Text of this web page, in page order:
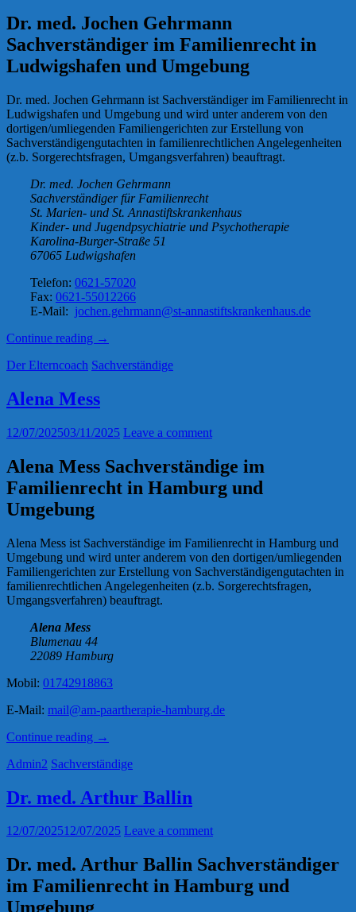
Dr. med. Jochen Gehrmann
Sachverständiger im Familienrecht in
Ludwigshafen und Umgebung
Dr. med. Jochen Gehrmann ist Sachverständiger im Familienrecht in
Ludwigshafen und Umgebung und wird unter anderem von den
dortigen/umliegenden Familiengerichten zur Erstellung von
Sachverständigengutachten in familienrechtlichen Angelegenheiten
(z.b. Sorgerechtsfragen, Umgangsverfahren) beauftragt.
Dr. med. Jochen Gehrmann
Sachverständiger für Familienrecht
St. Marien- und St. Annastiftskrankenhaus
Kinder- und Jugendpsychiatrie und Psychotherapie
Karolina-Burger-Straße 51
67065 Ludwigshafen
Telefon: 0621-57020
Fax: 0621-55012266
E-Mail: jochen.gehrmann@st-annastiftskrankenhaus.de
Continue reading „Dr.
Jochen
→
Der Elterncoach Sachverständige
Alena Mess
12/07/202503/11/2025 Leave a comment
Alena Mess Sachverständige im
Familienrecht in Hamburg und
Umgebung
Alena Mess ist Sachverständige im Familienrecht in Hamburg und
Umgebung und wird unter anderem von den dortigen/umliegenden
Familiengerichten zur Erstellung von Sachverständigengutachten in
familienrechtlichen Angelegenheiten (z.b. Sorgerechtsfragen,
Umgangsverfahren) beauftragt.
Alena Mess
Blumenau 44
22089 Hamburg
Mobil: 01742918863
E-Mail: mail@am-paartherapie-hamburg.de
Continue reading „Alena
→
Admin2 Sachverständige
Dr. med. Arthur Ballin
12/07/202512/07/2025 Leave a comment
Dr. med. Arthur Ballin Sachverständiger
im Familienrecht in Hamburg und
Umgebung